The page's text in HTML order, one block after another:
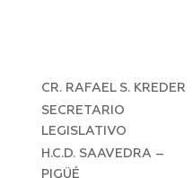
CR. RAFAEL S. KREDER
SECRETARIO
LEGISLATIVO
H.C.D. SAAVEDRA –
PIGÜÉ